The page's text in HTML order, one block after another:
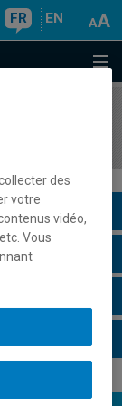
FR EN
des
votre
vidéo,
Vous